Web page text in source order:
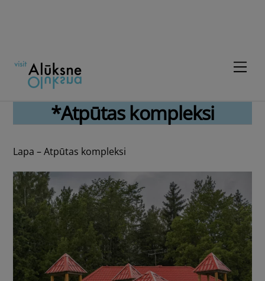
*Atpūtas kompleksi
Lapa – Atpūtas kompleksi